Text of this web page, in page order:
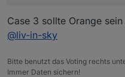
Case 3 sollte Orange
@liv-in-sky
Bitte benutzt das Voting rechts
Immer Daten sichern!